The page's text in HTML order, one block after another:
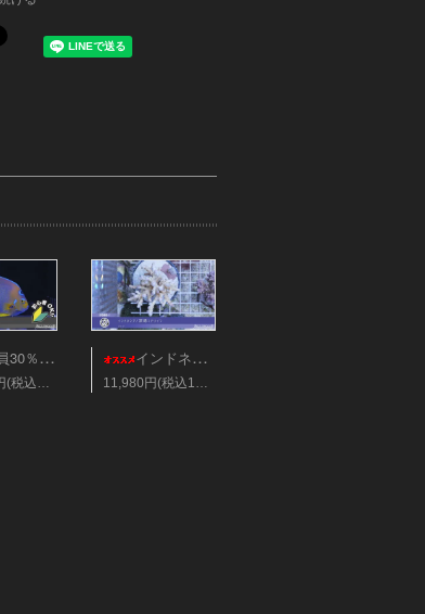
ズ/クィーンエンゼル XLサイズ
129,800円(税込142,780円)
インドネシア/深場ミドリイシ ブリード
11,980円(税込13,178円)